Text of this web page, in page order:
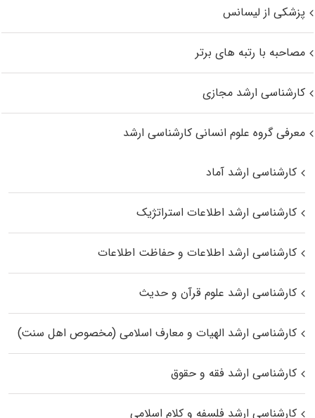
پزشکی از لیسانس
مصاحبه با رتبه های برتر
کارشناسی ارشد مجازی
معرفی گروه علوم انسانی کارشناسی ارشد
کارشناسی ارشد آماد
کارشناسی ارشد اطلاعات استراتژیک
کارشناسی ارشد اطلاعات و حفاظت اطلاعات
کارشناسی ارشد علوم قرآن و حدیث
کارشناسی ارشد الهیات و معارف اسلامی (مخصوص اهل سنت)
کارشناسی ارشد فقه و حقوق
کارشناسی ارشد فلسفه و کلام اسلامی